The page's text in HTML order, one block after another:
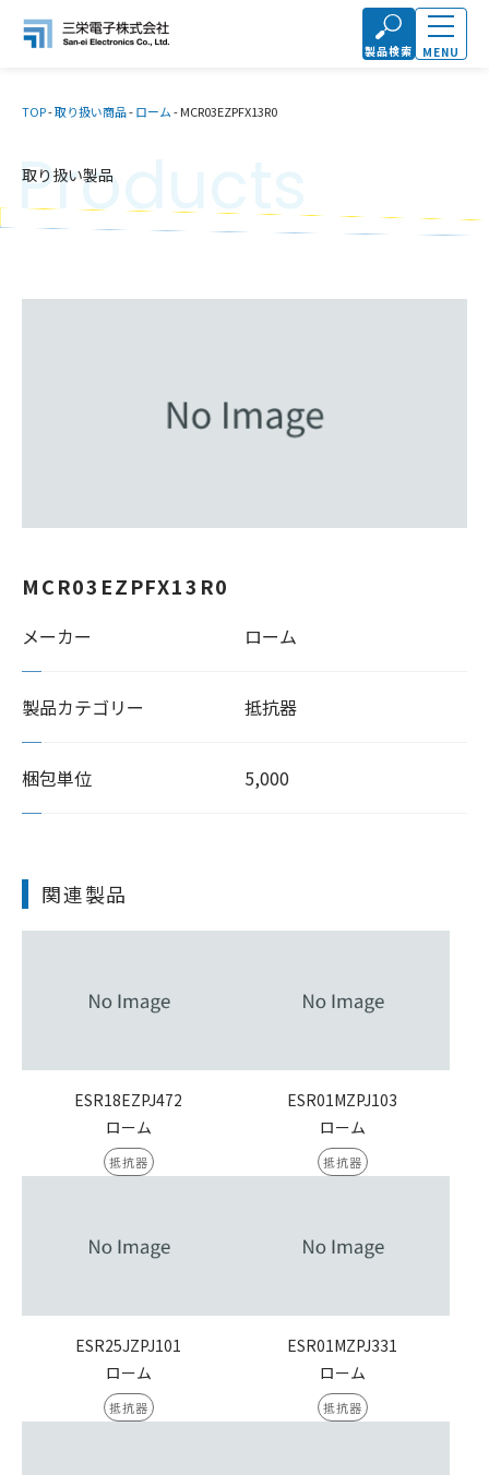
製品検索 MENU
TOP-取り扱い商品-ローム-MCR03EZPFX13R0
取り扱い製品
Products
MCR03EZPFX13R0
メーカー ローム
製品カテゴリー 抵抗器
梱包単位 5,000
関連製品
ESR18EZPJ472
ローム
抵抗器
ESR01MZPJ103
ローム
抵抗器
ESR25JZPJ101
ローム
抵抗器
ESR01MZPJ331
ローム
抵抗器